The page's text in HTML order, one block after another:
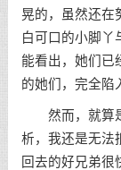
晃的，虽然还在
白可口的小脚丫
能看出，她们已
的她们，完全陷
然而，就算是
析，我还是无法
回去的好兄弟